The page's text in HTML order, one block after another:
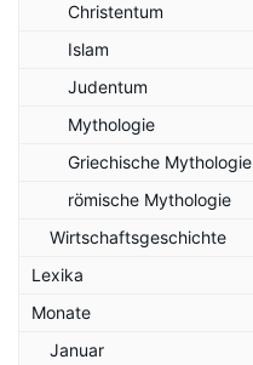
Christentum
Islam
Judentum
Mythologie
Griechische Mythologie
römische Mythologie
Wirtschaftsgeschichte
Lexika
Monate
Januar